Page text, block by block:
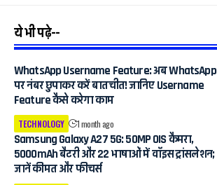
ये भी पढ़े--
WhatsApp Username Feature: अब WhatsApp
पर नंबर छुपाकर करें बातचीत! जानिए Username
Feature कैसे करेगा काम
TECHNOLOGY 1 month ago
Samsung Galaxy A27 5G: 50MP OIS कैमरा,
5000mAh बैटरी और 22 भाषाओं में वॉइस ट्रांसलेशन;
जानें कीमत और फीचर्स